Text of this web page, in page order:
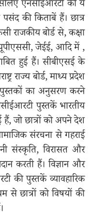
एनसीईआरटी की ये
की किताबें हैं। छात्र
राजकीय बोर्ड से, कक्षा
यूपीएससी, जेईई, आदि में ,
हुई हैं। सीबीएसई के
राज्य बोर्ड, माध्य प्रदेश
पुस्तकों का अनुसरण करने
पुस्तकें भारतीय
हैं, जो छात्रों को अपने देश
संरचना से गहराई
संस्कृति, विरासत और
करती हैं। विज्ञान और
की पुस्तकें व्यावहारिक
से छात्रों को विषयों की